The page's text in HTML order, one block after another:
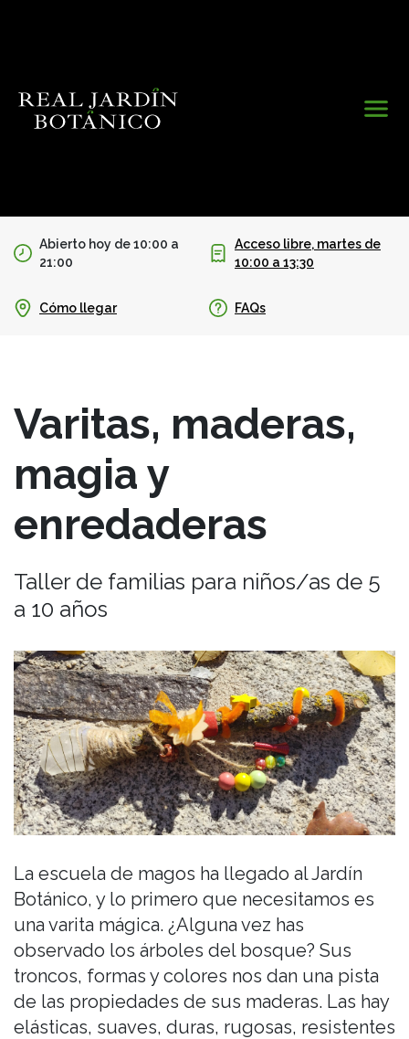
Abierto hoy de 10:00 a
21:00
Cómo llegar
Acceso libre, martes de
10:00 a 13:30
FAQs
Varitas, maderas,
magia y
enredaderas
Taller de familias para niños/as de 5
a 10 años
La escuela de magos ha llegado al Jardín
Botánico, y lo primero que necesitamos es
una varita mágica. ¿Alguna vez has
observado los árboles del bosque? Sus
troncos, formas y colores nos dan una pista
de las propiedades de sus maderas. Las hay
elásticas, suaves, duras, rugosas, resistentes